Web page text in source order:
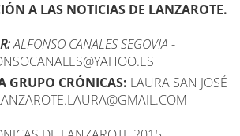
A LAS NOTICIAS DE LANZAROTE.
ALFONSO CANALES SEGOVIA -
GRUPO CRÓNICAS: LAURA SAN JOSÉ